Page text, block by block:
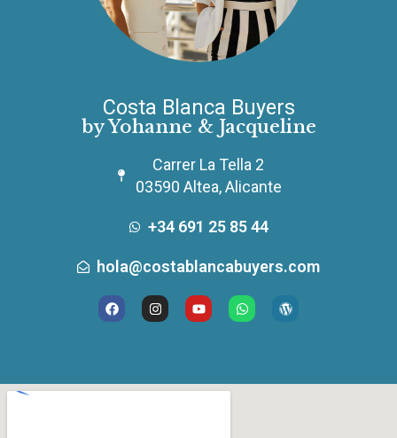
Costa Blanca Buyers
by Yohanne & Jacqueline
Carrer La Tella 2
03590 Altea, Alicante
+34 691 25 85 44
hola@costablancabuyers.com